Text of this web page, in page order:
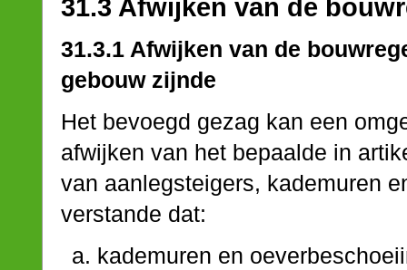
31.3 Afwijken van de
31.3.1 Afwijken van de
gebouw zijnde
Het bevoegd gezag kan een
afwijken van het bepaalde in
van aanlegsteigers, kademuren
verstande dat:
kademuren en